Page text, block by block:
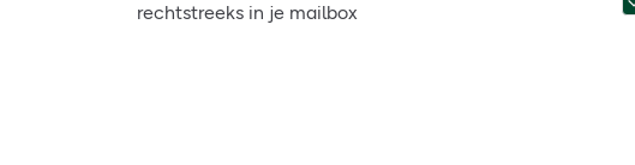
rechtstreeks in je mailbox